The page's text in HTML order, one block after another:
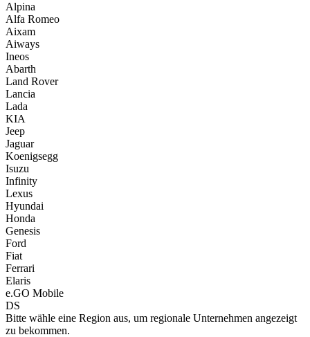
Alpina
Alfa Romeo
Aixam
Aiways
Ineos
Abarth
Land Rover
Lancia
Lada
KIA
Jeep
Jaguar
Koenigsegg
Isuzu
Infinity
Lexus
Hyundai
Honda
Genesis
Ford
Fiat
Ferrari
Elaris
e.GO Mobile
DS
Bitte wähle eine Region aus, um regionale Unternehmen angezeigt
zu bekommen.